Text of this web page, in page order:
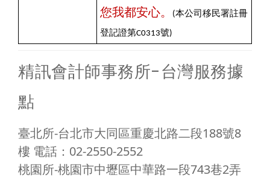
您我都安心。
(本公司移民署註冊
登記證第C0313號)
精訊會計師事務所-台灣服務據
點
臺北所-台北市大同區重慶北路二段188號8
樓 電話：02-2550-2552
桃園所-桃園市中壢區中華路一段743巷2弄